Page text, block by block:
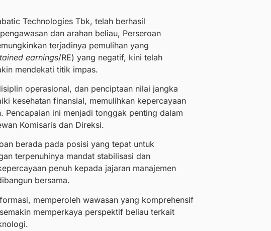
Technologies Tbk, telah berhasil
dan arahan beliau, Perseroan
terjadinya pemulihan yang
earnings/RE) yang negatif, kini telah
mendekati titik impas.
operasional, dan penciptaan nilai jangka
kesehatan finansial, memulihkan kepercayaan
ini menjadi tonggak penting dalam
Komisaris dan Direksi.
berada pada posisi yang tepat untuk
terpenuhinya mandat stabilisasi dan
penuh kepada jajaran manajemen
bersama.
memperoleh wawasan yang komprehensif
memperkaya perspektif beliau terkait